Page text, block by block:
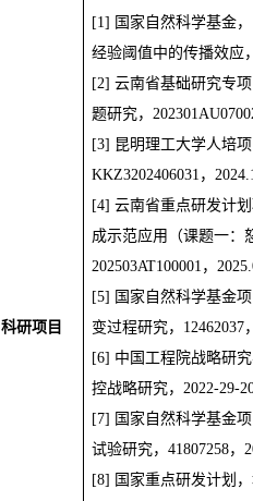
科研项目
国家自然科学基金
经验阈值中的传播效应
云南省基础研究专
题研究，
昆明理工大学人培
KKZ3202406031，
云南省重点研发计
成示范应用（课题一：
202503AT100001，
国家自然科学基金
变过程研究，12462037
中国工程院战略研
控战略研究，2022-29-
国家自然科学基金
试验研究，41807258，
国家重点研发计划